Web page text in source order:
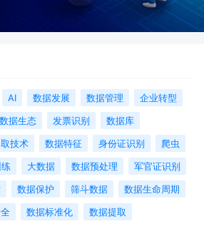
AI 数据发展 数据管理
企业转型
数据生态 发票识别
数据库
技术 数据特征 身份证识别
爬虫
大数据 数据预处理
军官证识别
数据保护 筛斗数据
数据生命周期
数据标准化 数据提取